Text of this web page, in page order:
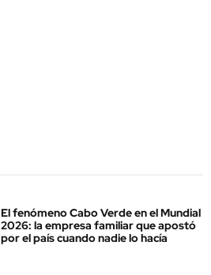
El fenómeno Cabo Verde en el Mundial
2026: la empresa familiar que apostó
por el país cuando nadie lo hacía